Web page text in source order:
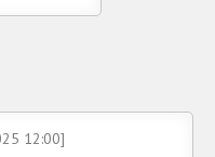
12:00]